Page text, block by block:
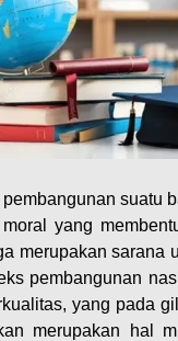
suatu
yang
merupakan sarana
pembangunan
yang pada
merupakan hal